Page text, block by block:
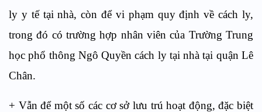
ly y tế tại nhà, còn để vi phạm quy định về cách ly,
trong đó có trường hợp nhân viên của Trường Trung
học phổ thông Ngô Quyền cách ly tại nhà tại quận Lê
Chân.
+ Vẫn để một số các cơ sở lưu trú hoạt động, đặc biệt